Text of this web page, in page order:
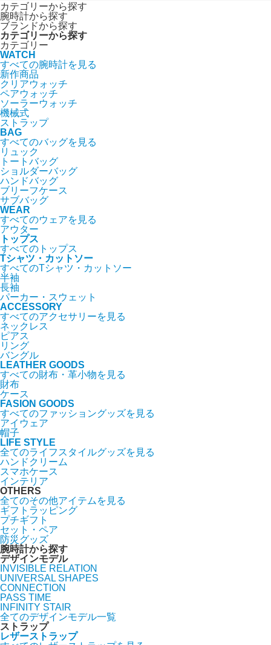
カテゴリーから探す
腕時計から探す
ブランドから探す
カテゴリーから探す
カテゴリー
WATCH
すべての腕時計を見る
新作商品
クリアウォッチ
ペアウォッチ
ソーラーウォッチ
機械式
ストラップ
BAG
すべてのバッグを見る
リュック
トートバッグ
ショルダーバッグ
ハンドバッグ
ブリーフケース
サブバッグ
WEAR
すべてのウェアを見る
アウター
トップス
すべてのトップス
Tシャツ・カットソー
すべてのTシャツ・カットソー
半袖
長袖
パーカー・スウェット
ACCESSORY
すべてのアクセサリーを見る
ネックレス
ピアス
リング
バングル
LEATHER GOODS
すべての財布・革小物を見る
財布
ケース
FASION GOODS
すべてのファッショングッズを見る
アイウェア
帽子
LIFE STYLE
全てのライフスタイルグッズを見る
ハンドクリーム
スマホケース
インテリア
OTHERS
全てのその他アイテムを見る
ギフトラッピング
プチギフト
セット・ペア
防災グッズ
腕時計から探す
デザインモデル
INVISIBLE RELATION
UNIVERSAL SHAPES
CONNECTION
PASS TIME
INFINITY STAIR
全てのデザインモデル一覧
ストラップ
レザーストラップ